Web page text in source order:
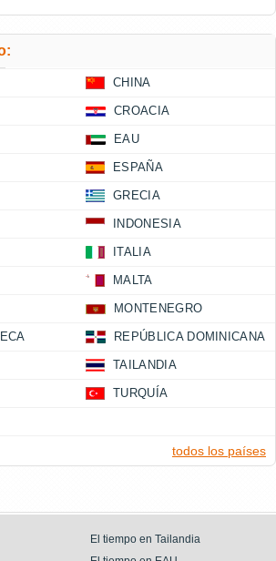
CHINA
CROACIA
EAU
ESPAÑA
GRECIA
INDONESIA
ITALIA
MALTA
MONTENEGRO
REPÚBLICA DOMINICANA
TAILANDIA
TURQUÍA
todos los países
El tiempo en Tailandia